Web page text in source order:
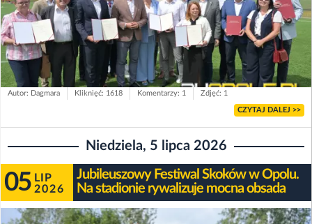
Autor: Dagmara Kliknięć: 1618 Komentarzy: 1 Zdjęć: 1
CZYTAJ DALEJ >>
Niedziela, 5 lipca 2026
05 LIP
2026
Jubileuszowy Festiwal Skoków w Opolu.
Na stadionie rywalizuje mocna obsada